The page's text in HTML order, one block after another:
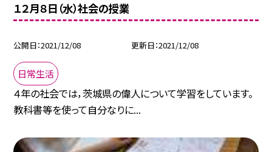
１２月８日（水）社会の授業
公開日 2021/12/08 更新日 2021/12/08
日常生活
４年の社会では，茨城県の偉人について学習をしています。
教科書等を使って自分なりに...